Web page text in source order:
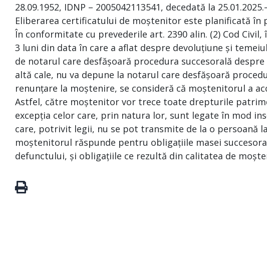
28.09.1952, IDNP – 2005042113541, decedată la
Eliberarea certificatului de moștenitor este planificată în
În conformitate cu prevederile art. 2390 alin. (2) Cod
3 luni din data în care a aflat despre devoluțiune și
de notarul care desfășoară procedura succesorală
altă cale, nu va depune la notarul care desfășoară
renunțare la moștenire, se consideră că moștenitorul a
Astfel, către moștenitor vor trece toate drepturile
excepția celor care, prin natura lor, sunt legate în mod
care, potrivit legii, nu se pot transmite de la o persoană
moștenitorul răspunde pentru obligațiile masei
defunctului, și obligațiile ce rezultă din calitatea de